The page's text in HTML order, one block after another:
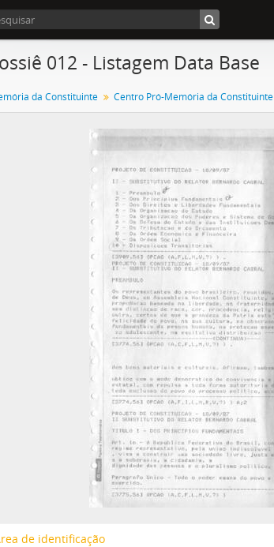
012 - Listagem Data Base
da Constituinte Centro Pró-Memória da Constituinte
de identificação